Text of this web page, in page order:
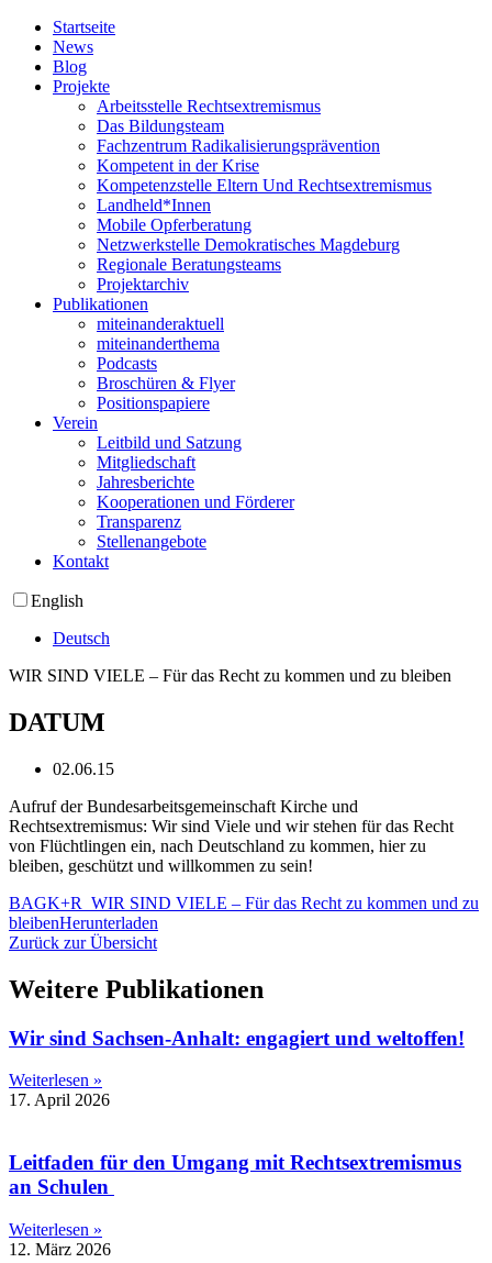
Startseite
News
Blog
Projekte
Arbeitsstelle Rechtsextremismus
Das Bildungsteam
Fachzentrum Radikalisierungsprävention
Kompetent in der Krise
Kompetenzstelle Eltern Und Rechtsextremismus
Landheld*Innen
Mobile Opferberatung
Netzwerkstelle Demokratisches Magdeburg
Regionale Beratungsteams
Projektarchiv
Publikationen
miteinanderaktuell
miteinanderthema
Podcasts
Broschüren & Flyer
Positionspapiere
Verein
Leitbild und Satzung
Mitgliedschaft
Jahresberichte
Kooperationen und Förderer
Transparenz
Stellenangebote
Kontakt
English
Deutsch
WIR SIND VIELE – Für das Recht zu kommen und zu bleiben
DATUM
02.06.15
Aufruf der Bundesarbeitsgemeinschaft Kirche und
Rechtsextremismus: Wir sind Viele und wir stehen für das Recht
von Flüchtlingen ein, nach Deutschland zu kommen, hier zu
bleiben, geschützt und willkommen zu sein!
BAGK+R_WIR SIND VIELE – Für das Recht zu kommen und zu
bleibenHerunterladen
Zurück zur Übersicht
Weitere Publikationen
Wir sind Sachsen-Anhalt: engagiert und weltoffen!
Weiterlesen »
17. April 2026
Leitfaden für den Umgang mit Rechtsextremismus
an Schulen
Weiterlesen »
12. März 2026